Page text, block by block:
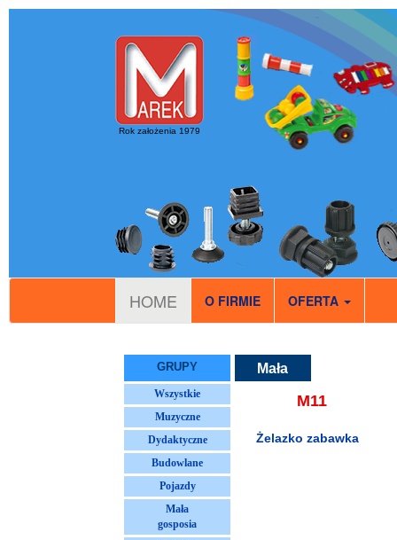
Rok założenia 1979
HOME O FIRMIE OFERTA
GRUPY
Wszystkie
Muzyczne
Dydaktyczne
Budowlane
Pojazdy
Mała
gosposia
Mała
M11
Żelazko zabawka